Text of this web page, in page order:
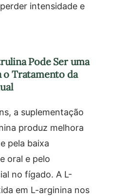
intensidade e
Pode Ser uma
o Tratamento da
a suplementação
produz melhora
pela baixa
oral e pelo
no fígado. A L-
em L-arginina nos